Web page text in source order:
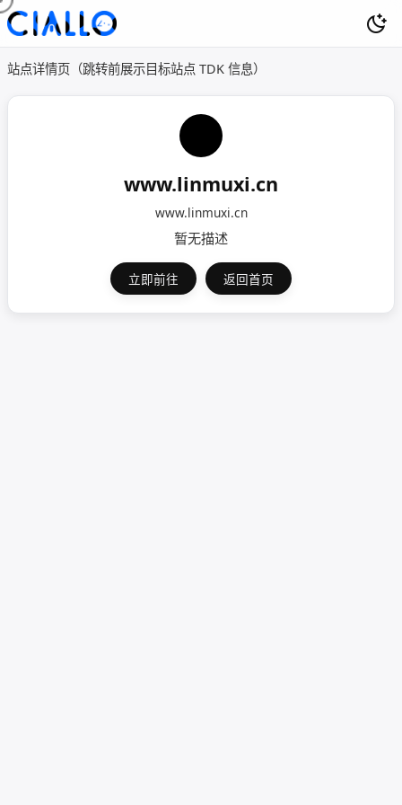
站点详情页（跳转前展示目标站点 TDK 信息）
www.linmuxi.cn
www.linmuxi.cn
暂无描述
立即前往 返回首页